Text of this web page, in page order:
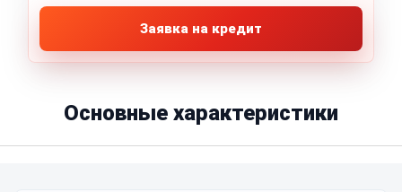
Заявка на кредит
Основные характеристики